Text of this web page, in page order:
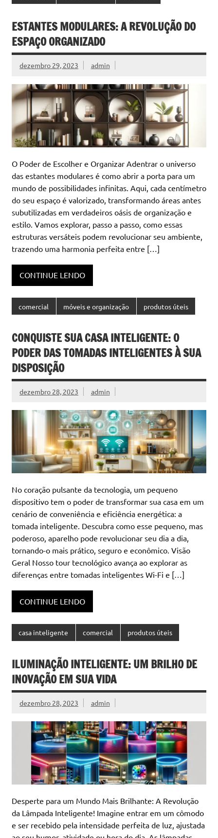
ESTANTES MODULARES: A REVOLUÇÃO DO
ESPAÇO ORGANIZADO
dezembro 29, 2023 admin
O Poder de Escolher e Organizar Adentrar o universo
das estantes modulares é como abrir a porta para um
mundo de possibilidades infinitas. Aqui, cada centímetro
do seu espaço é valorizado, transformando áreas antes
subutilizadas em verdadeiros oásis de organização e
estilo. Vamos explorar, passo a passo, como essas
estruturas versáteis podem revolucionar seu ambiente,
trazendo uma harmonia perfeita entre […]
CONTINUE LENDO
comercial móveis e organização produtos úteis
CONQUISTE SUA CASA INTELIGENTE: O
PODER DAS TOMADAS INTELIGENTES À SUA
DISPOSIÇÃO
dezembro 28, 2023 admin
No coração pulsante da tecnologia, um pequeno
dispositivo tem o poder de transformar sua casa em um
cenário de conveniência e eficiência energética: a
tomada inteligente. Descubra como esse pequeno, mas
poderoso, aparelho pode revolucionar seu dia a dia,
tornando-o mais prático, seguro e econômico. Visão
Geral Nosso tour tecnológico avança ao explorar as
diferenças entre tomadas inteligentes Wi-Fi e […]
CONTINUE LENDO
casa inteligente comercial produtos úteis
ILUMINAÇÃO INTELIGENTE: UM BRILHO DE
INOVAÇÃO EM SUA VIDA
dezembro 28, 2023 admin
Desperte para um Mundo Mais Brilhante: A Revolução
da Lâmpada Inteligente! Imagine entrar em um cômodo
e ser recebido pela intensidade perfeita de luz, ajustada